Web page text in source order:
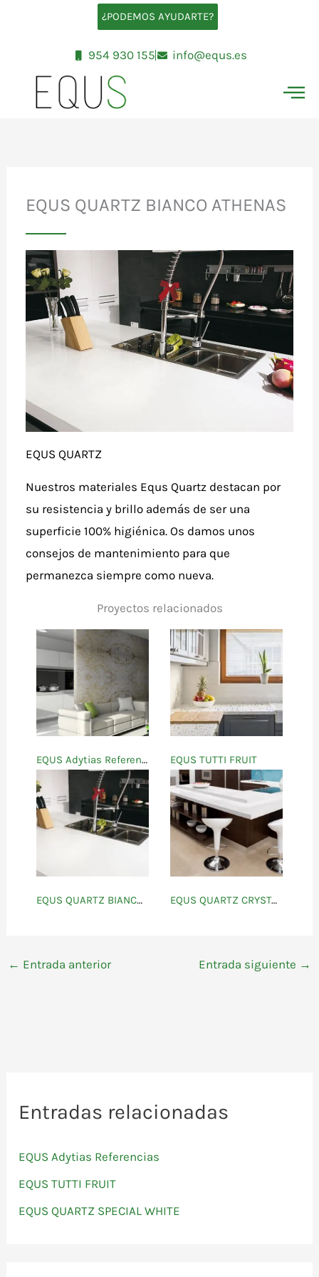
¿PODEMOS AYUDARTE?
954 930 155 info@equs.es
EQUS QUARTZ BIANCO ATHENAS
EQUS QUARTZ
Nuestros materiales Equs Quartz destacan por
su resistencia y brillo además de ser una
superficie 100% higiénica. Os damos unos
consejos de mantenimiento para que
permanezca siempre como nueva.
Proyectos relacionados
EQUS Adytias Referencias EQUS TUTTI FRUIT
EQUS QUARTZ BIANCO ATHENAS EQUS QUARTZ CRYSTAL WHITE
← Entrada anterior Entrada siguiente →
Entradas relacionadas
EQUS Adytias Referencias
EQUS TUTTI FRUIT
EQUS QUARTZ SPECIAL WHITE